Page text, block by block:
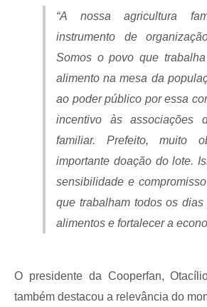
“A nossa agricultura
instrumento de
Somos o povo que
alimento na mesa da
ao poder público por essa
incentivo às associações
familiar. Prefeito, muito
importante doação do lote.
sensibilidade e
que trabalham todos os
alimentos e fortalecer a
O presidente da Cooperfan,
também destacou a relevância do